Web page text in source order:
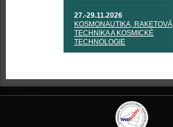
27.-29.11.2026
KOSMONAUTIKA, RAKETOVÁ
TECHNIKA A KOSMICKÉ
TECHNOLOGIE